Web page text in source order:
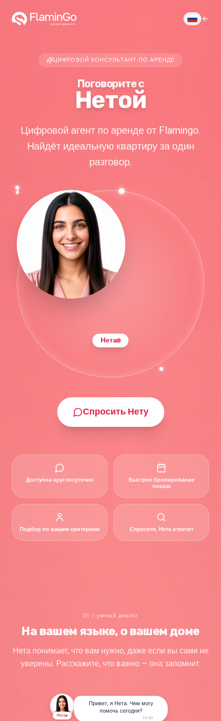
ЦИФРОВОЙ КОНСУЛЬТАНТ ПО АРЕНДЕ
Поговорите с
Нетой
Цифровой агент по аренде от Flamingo.
Найдёт идеальную квартиру за один
разговор.
Нета
Спросить Нету
Доступна круглосуточно Быстрое бронирование
показа
Подбор по вашим критериям Спросите, Нета ответит
01 / умный диалог
На вашем языке, о вашем доме
Нета понимает, что вам нужно, даже если вы сами не
уверены. Расскажите, что важно — она запомнит.
Нета
Привет, я Нета. Чем могу
помочь сегодня?
10:30